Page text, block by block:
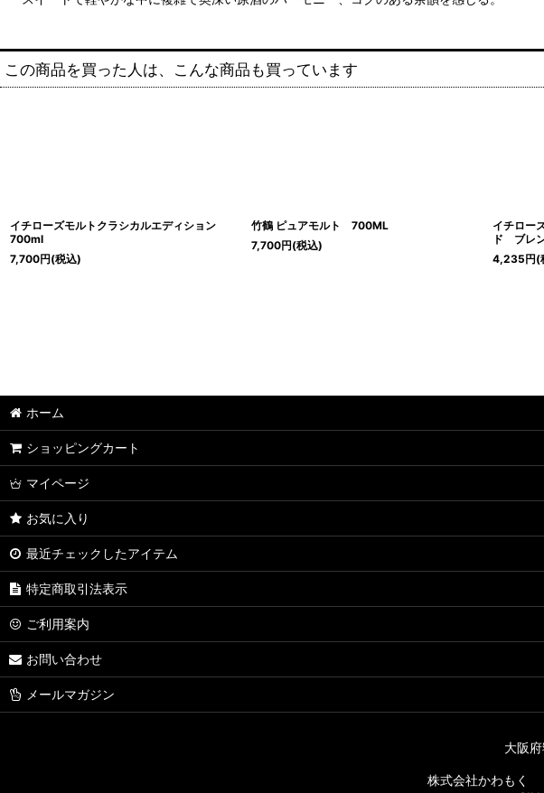
この商品を買った人は、こんな商品も買っています
イチローズモルトクラシカルエディション
700ml
7,700円(税込)
竹鶴 ピュアモルト 700ML
7,700円(税込)
イチロー
ド ブレ
4,235円(
ホーム
ショッピングカート
マイページ
お気に入り
最近チェックしたアイテム
特定商取引法表示
ご利用案内
お問い合わせ
メールマガジン
大阪
株式会社かわも